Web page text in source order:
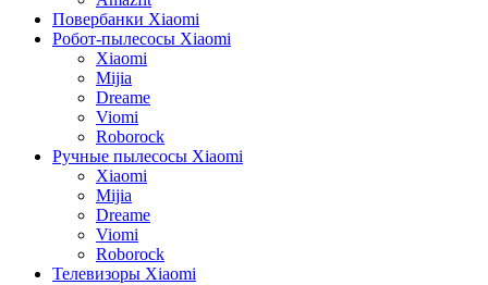
Повербанки Xiaomi
Робот-пылесосы Xiaomi
Xiaomi
Mijia
Dreame
Viomi
Roborock
Ручные пылесосы Xiaomi
Xiaomi
Mijia
Dreame
Viomi
Roborock
Телевизоры Xiaomi